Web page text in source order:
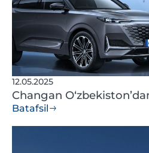
12.05.2025
Changan
Batafsil